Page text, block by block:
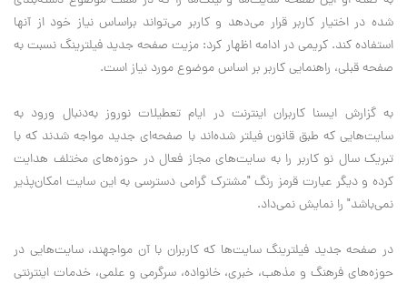
شده در اختيار كاربر قرار مي‌دهد و كاربر مي‌تواند براساس نياز خود از آنها
استفاده كند. كريمي در ادامه اظهار كرد: مزيت صفحه جديد فيلترينگ نسبت به
صفحه قبلي، راهنمايي كاربر بر اساس موضوع مورد نياز است.
به گزارش ايسنا كاربران اينترنت در ايام تعطيلات نوروز به‌دنبال ورود به
سايت‌هايي كه طبق قانون فيلتر شده‌اند با صفحه‌اي جديد مواجه شدند كه با
تبريك سال نو كاربر را به سايت‌هاي مجاز فعال در حوزه‌هاي مختلف هدايت
كرده و ديگر عبارت قرمز رنگ "مشترك گرامي دسترسي به اين سايت امكان‌پذير
نمي‌باشد" را نمايش نمي‌داد.
در صفحه جديد فيلترينگ سايت‌ها كه كاربران با آن مواجهند، سايت‌هايي در
حوزه‌هاي فرهنگ و مذهب، خبري، خانواده، سرگرمي و علمي، خدمات اينترنتي